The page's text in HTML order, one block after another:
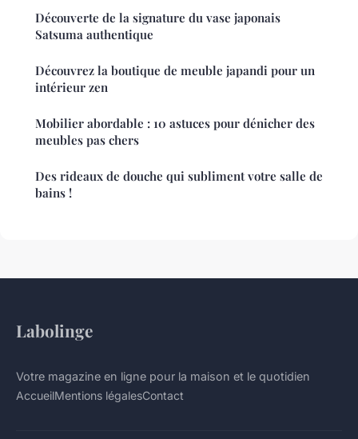
Découverte de la signature du vase japonais
Satsuma authentique
Découvrez la boutique de meuble japandi pour un
intérieur zen
Mobilier abordable : 10 astuces pour dénicher des
meubles pas chers
Des rideaux de douche qui subliment votre salle de
bains !
Labolinge
Votre magazine en ligne pour la maison et le quotidien
AccueilMentions légalesContact